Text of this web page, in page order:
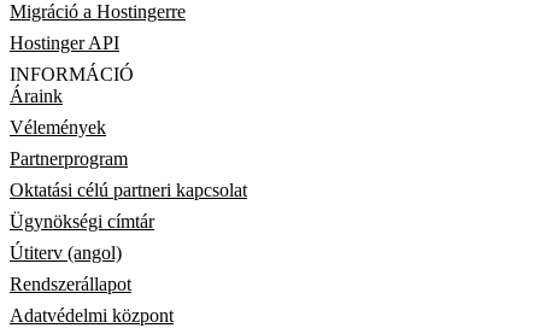
Migráció a Hostingerre
Hostinger API
INFORMÁCIÓ
Áraink
Vélemények
Partnerprogram
Oktatási célú partneri kapcsolat
Ügynökségi címtár
Útiterv (angol)
Rendszerállapot
Adatvédelmi központ